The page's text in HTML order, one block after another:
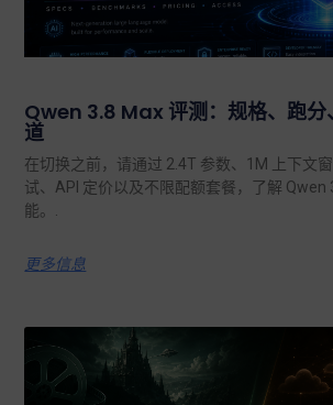
Qwen 3.8 Max 评测：规格、跑分
道
在切换之前，请通过 2.4T 参数、1M 上下文
试、API 定价以及不限配额套餐，了解 Qwen
能。.
更多信息